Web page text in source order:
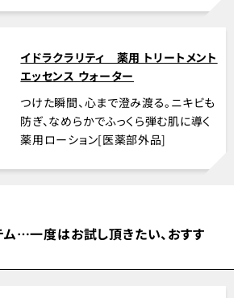
イドラクラリティ 薬用 トリートメント
エッセンス ウォーター
つけた瞬間、心まで澄み渡る。ニキビも
防ぎ、なめらかでふっくら弾む肌に導く
薬用ローション[医薬部外品]
ム…一度はお試し頂きたい、おすす